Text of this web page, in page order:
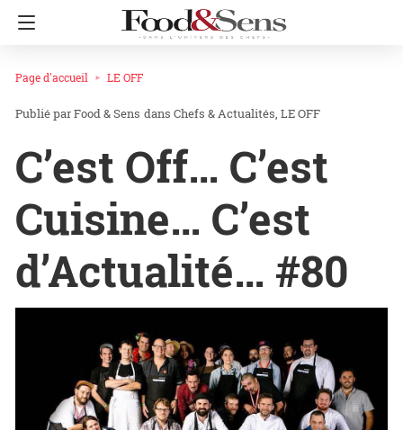
Page d'accueil LE OFF
Food & Sens dans Chefs & Actualités LE OFF
C’est Off… C’est
Cuisine… C’est
d’Actualité… #80